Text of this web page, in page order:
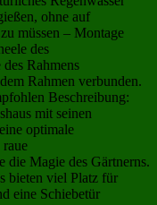
ohne auf
müssen – Montage
des
Rahmens
Rahmen verbunden.
Beschreibung:
mit seinen
optimale
die Magie des Gärtnerns.
bieten viel Platz für
eine Schiebetür